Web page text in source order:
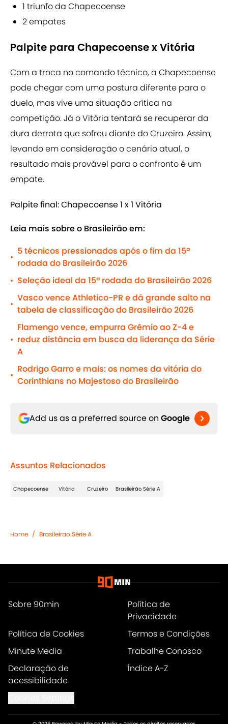
1 triunfo da Chapecoense
2 empates
Palpite para Chapecoense x Vitória
Com a troca no comando técnico, a Chapecoense
pode chegar com uma postura diferente para o
duelo, mas vive uma situação crítica na
competição. Já o Vitória tentará se recuperar da
dura derrota que sofreu diante do Cruzeiro. Assim,
levando em consideração o cenário atual, o
resultado mais provável para o confronto é um
empate.
Palpite final: Chapecoense 1 x 1 Vitória
Leia mais sobre o Brasileirão em:
•
5 técnicos pressionados após o fim da 15ª
rodada do Brasileirão 2026
• Seleção ideal da 15ª rodada do Brasileirão 2026
•
Vasco vence Athletico-PR e dá grande salto na
tabela de classificação do Brasileirão 2026
•
Flamengo vence, empurra Grêmio ao Z-4 e
reduz distância em busca da liderança da Série
A
•
Rodrigo Garro e mais: os nomes da vitória do
Corinthians no Majestoso do Brasileirão
Add us as a preferred source on Google
Assuntos Relacionados
Chapecoense Vitória Cruzeiro Brasileirão Série A
Home / Brasileirao Série A
Sobre 90min
Política de
Privacidade
Política de Cookies
Termos e Condições
Minute Media
Trabalhe Conosco
Declaração de
acessibilidade
Índice A-Z